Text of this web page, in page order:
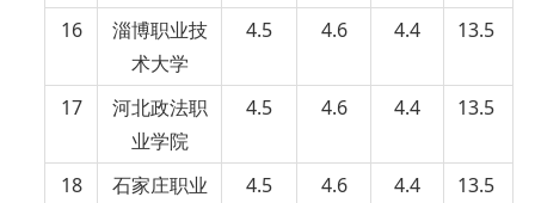
16
淄博职业技
术大学
4.5 4.6 4.4 13.5
17
河北政法职
业学院
4.5 4.6 4.4 13.5
18
石家庄职业
4.5 4.6 4.4 13.5